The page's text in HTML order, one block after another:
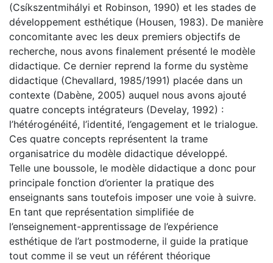
(Csíkszentmihályi et Robinson, 1990) et les stades de
développement esthétique (Housen, 1983). De manière
concomitante avec les deux premiers objectifs de
recherche, nous avons finalement présenté le modèle
didactique. Ce dernier reprend la forme du système
didactique (Chevallard, 1985/1991) placée dans un
contexte (Dabène, 2005) auquel nous avons ajouté
quatre concepts intégrateurs (Develay, 1992) :
l’hétérogénéité, l’identité, l’engagement et le trialogue.
Ces quatre concepts représentent la trame
organisatrice du modèle didactique développé.
Telle une boussole, le modèle didactique a donc pour
principale fonction d’orienter la pratique des
enseignants sans toutefois imposer une voie à suivre.
En tant que représentation simplifiée de
l’enseignement-apprentissage de l’expérience
esthétique de l’art postmoderne, il guide la pratique
tout comme il se veut un référent théorique